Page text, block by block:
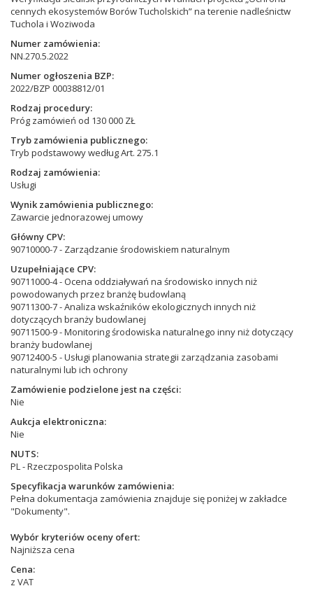
cennych ekosystemów Borów Tucholskich” na terenie nadleśnictw
Tuchola i Woziwoda
Numer zamówienia
NN.270.5.2022
Numer ogłoszenia BZP
2022/BZP 00038812/01
Rodzaj procedury
Próg zamówień od 130 000 ZŁ
Tryb zamówienia publicznego
Tryb podstawowy według Art. 275.1
Rodzaj zamówienia
Usługi
Wynik zamówienia publicznego
Zawarcie jednorazowej umowy
Główny CPV
90710000-7 - Zarządzanie środowiskiem naturalnym
Uzupełniające CPV
90711000-4 - Ocena oddziaływań na środowisko innych niż
powodowanych przez branżę budowlaną
90711300-7 - Analiza wskaźników ekologicznych innych niż
dotyczących branży budowlanej
90711500-9 - Monitoring środowiska naturalnego inny niż dotyczący
branży budowlanej
90712400-5 - Usługi planowania strategii zarządzania zasobami
naturalnymi lub ich ochrony
Zamówienie podzielone jest na części
Nie
Aukcja elektroniczna
Nie
NUTS
PL - Rzeczpospolita Polska
Specyfikacja warunków zamówienia
Pełna dokumentacja zamówienia znajduje się poniżej w zakładce
"Dokumenty".
Wybór kryteriów oceny ofert
Najniższa cena
Cena
z VAT